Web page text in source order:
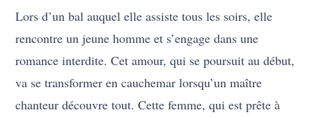
Lors d’un bal auquel elle assiste tous les soirs, elle
rencontre un jeune homme et s’engage dans une
romance interdite. Cet amour, qui se poursuit au début,
va se transformer en cauchemar lorsqu’un maître
chanteur découvre tout. Cette femme, qui est prête à